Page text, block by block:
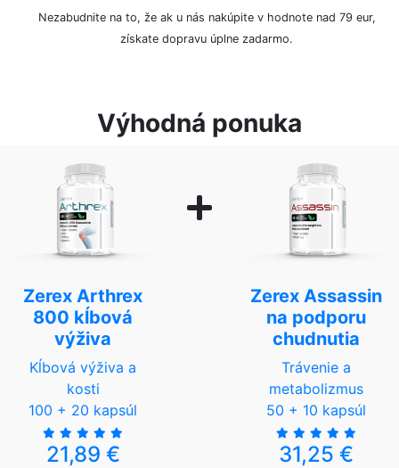
Nezabudnite na to, že ak u nás nakúpite v hodnote nad 79 eur,
získate dopravu úplne zadarmo.
Výhodná ponuka
Zerex Arthrex
800 kĺbová
výživa
Kĺbová výživa a
kosti
100 + 20 kapsúl
21,89 €
Zerex Assassin
na podporu
chudnutia
Trávenie a
metabolizmus
50 + 10 kapsúl
31,25 €